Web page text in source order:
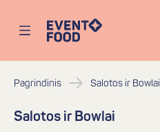
Atidaryti meniu
Eventofood
Pagrindinis Salotos ir Bowlai
Salotos ir Bowlai